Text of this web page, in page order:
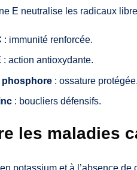
E neutralise les radicaux
: immunité renforcée.
: action antioxydante.
phosphore : ossature protégée.
: boucliers défensifs.
les maladies
potassium et à l’absence